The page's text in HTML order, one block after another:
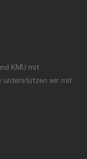
KMU mit
unterstützen wir mit